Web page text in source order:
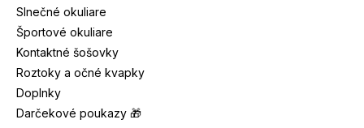
Slnečné okuliare
Športové okuliare
Kontaktné šošovky
Roztoky a očné kvapky
Doplnky
Darčekové poukazy 🎁